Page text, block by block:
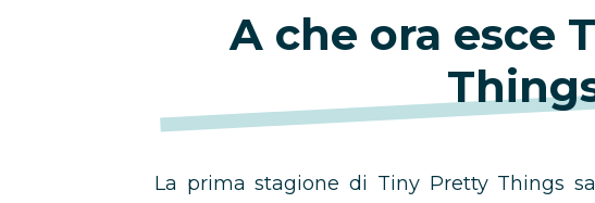
A che ora esce
La prima stagione di Tiny Pretty Things